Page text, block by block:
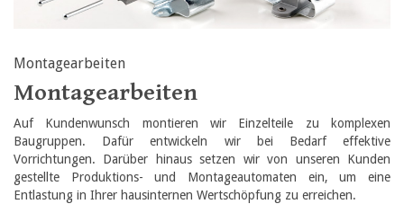
Montagearbeiten
Montagearbeiten
Auf Kundenwunsch montieren wir Einzelteile zu komplexen
Baugruppen. Dafür entwickeln wir bei Bedarf effektive
Vorrichtungen. Darüber hinaus setzen wir von unseren Kunden
gestellte Produktions- und Montageautomaten ein, um eine
Entlastung in Ihrer hausinternen Wertschöpfung zu erreichen.